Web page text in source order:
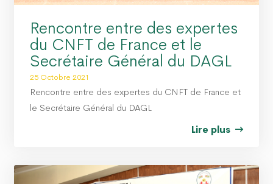
Rencontre entre des expertes
du CNFT de France et le
Secrétaire Général du DAGL
25 Octobre 2021
Rencontre entre des expertes du CNFT de France et
le Secrétaire Général du DAGL
Lire plus